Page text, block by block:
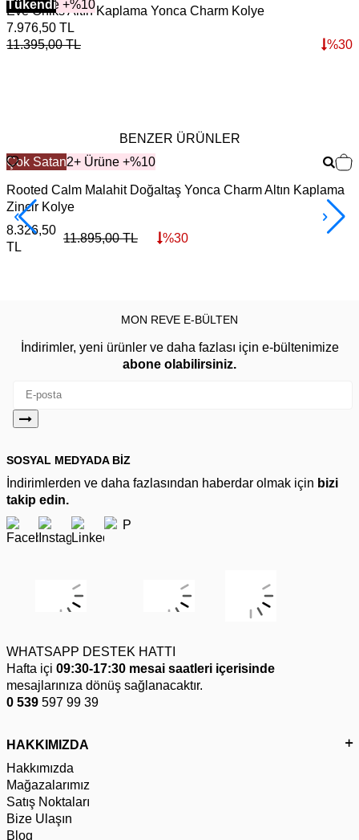
2+ Ürüne +%10
Tükendi
Eve Oniks Altın Kaplama Yonca Charm Kolye
7.976,50 TL
11.395,00TL %30
BENZER ÜRÜNLER
Çok Satan2+ Ürüne +%10
Rooted Calm Malahit Doğaltaş Yonca Charm Altın Kaplama
Zincir Kolye
8.326,50
TL
11.895,00TL %30
MON REVE E-BÜLTEN
İndirimler, yeni ürünler ve daha fazlası için e-bültenimize
abone olabilirsiniz.
SOSYAL MEDYADA BİZ
İndirimlerden ve daha fazlasından haberdar olmak için bizi
takip edin.
WHATSAPP DESTEK HATTI
Hafta içi 09:30-17:30 mesai saatleri içerisinde
mesajlarınıza dönüş sağlanacaktır.
0 539 597 99 39
HAKKIMIZDA
Hakkımızda
Mağazalarımız
Satış Noktaları
Bize Ulaşın
Blog